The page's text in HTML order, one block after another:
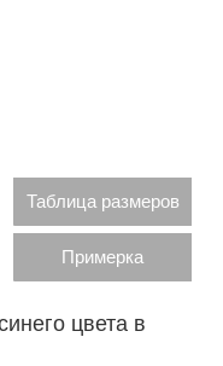
Таблица размеров
Примерка
цвета в